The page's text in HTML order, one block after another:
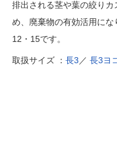
排出される茎や葉の絞り
め、廃棄物の有効活用に
12・15です。
取扱サイズ ： 長3 ／ 長3ヨ